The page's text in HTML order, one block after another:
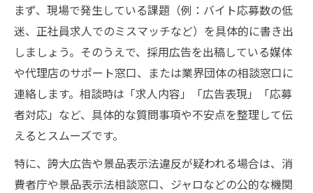
まず、現場で発生している課題（例：バイト応募数の低
迷、正社員求人でのミスマッチなど）を具体的に書き出
しましょう。そのうえで、採用広告を出稿している媒体
や代理店のサポート窓口、または業界団体の相談窓口に
連絡します。相談時は「求人内容」「広告表現」「応募
者対応」など、具体的な質問事項や不安点を整理して伝
えるとスムーズです。
特に、誇大広告や景品表示法違反が疑われる場合は、消
費者庁や景品表示法相談窓口、ジャロなどの公的な機関